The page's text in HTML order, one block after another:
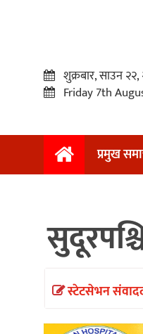
प्रमुख
राजनीति
समाचार
शुक्रबार, साउन
Friday 7th
प्रमुख
स्टेटसेभन